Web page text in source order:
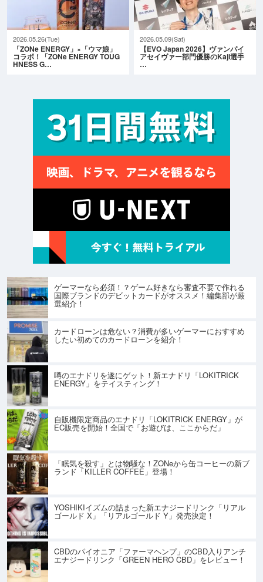
2026.05.26(Tue)
「ZONe ENERGY」×「ウマ娘」
コラボ！「ZONe ENERGY TOUG
HNESS G…
2026.05.09(Sat)
【EVO Japan 2026】ヴァンパイ
アセイヴァー部門優勝のKaji選手
…
ゲーマーなら必須！？ゲーム好きなら審査不要で作れる
国際ブランドのデビットカードがオススメ！編集部が厳
選紹介！
カードローンは危ない？消費が多いゲーマーにおすすめ
したい初めてのカードローンを紹介！
噂のエナドリを遂にゲット！新エナドリ「LOKITRICK
ENERGY」をテイスティング！
自販機限定商品のエナドリ「LOKITRICK ENERGY」が
EC販売を開始！全国で「お遊びは、ここからだ」
「眠気を殺す」とは物騒な！ZONeから缶コーヒーの新ブ
ランド「KILLER COFFEE」登場！
YOSHIKIイズムの詰まった新エナジードリンク「リアル
ゴールド X」「リアルゴールド Y」発売決定！
CBDのパイオニア「ファーマヘンプ」のCBD入りアンチ
エナジードリンク「GREEN HERO CBD」をレビュー！